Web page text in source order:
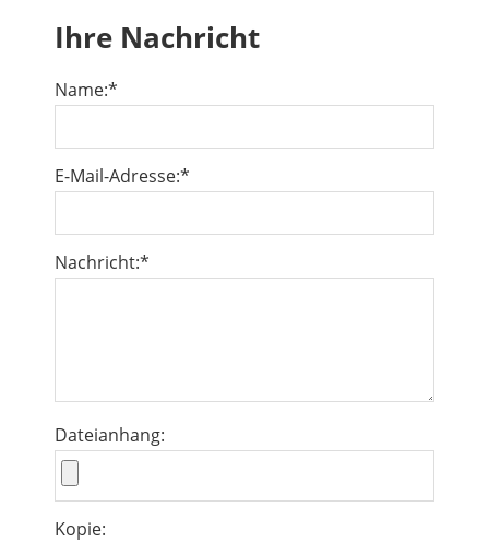
Ihre Nachricht
Name:*
E-Mail-Adresse:*
Nachricht:*
Dateianhang:
Kopie: